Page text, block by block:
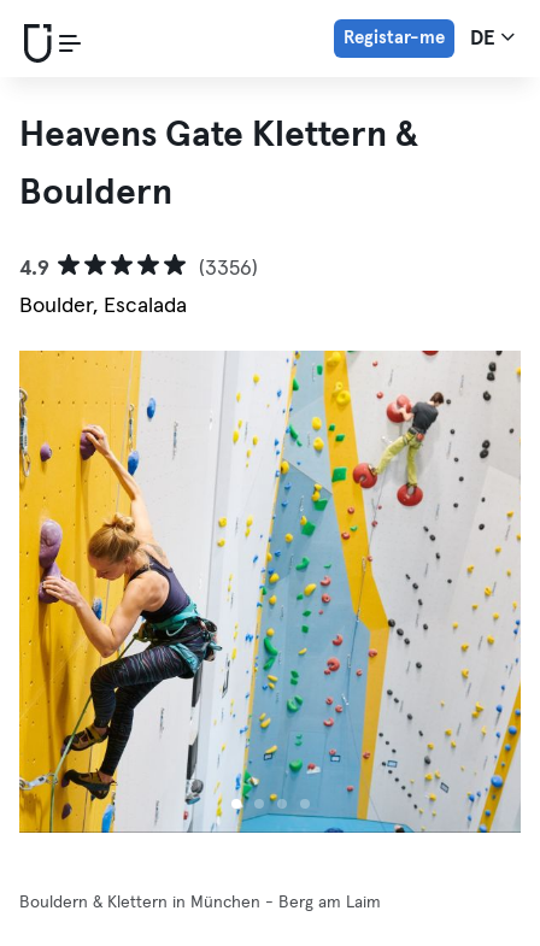
Registar-me DE
Heavens Gate Klettern &
Bouldern
4.9
(3356)
Boulder, Escalada
Bouldern & Klettern in München - Berg am Laim